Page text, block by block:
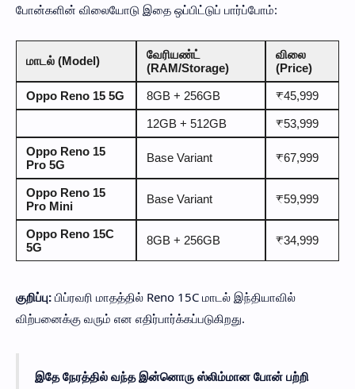
போன்களின் விலையோடு இதை ஒப்பிட்டுப் பார்ப்போம்:
மாடல் (Model)
வேரியண்ட்
(RAM/Storage)
விலை
(Price)
Oppo Reno 15 5G 8GB + 256GB ₹45,999
12GB + 512GB ₹53,999
Oppo Reno 15
Pro 5G
Base Variant ₹67,999
Oppo Reno 15
Pro Mini
Base Variant ₹59,999
Oppo Reno 15C
5G
8GB + 256GB ₹34,999
குறிப்பு: பிப்ரவரி மாதத்தில் Reno 15C மாடல் இந்தியாவில்
விற்பனைக்கு வரும் என எதிர்பார்க்கப்படுகிறது.
இதே நேரத்தில் வந்த இன்னொரு ஸ்லிம்மான போன் பற்றி